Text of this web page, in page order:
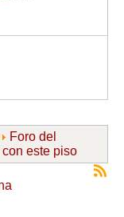
Foro del
este piso